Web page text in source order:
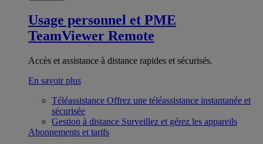
Usage personnel et PME
TeamViewer Remote
Accès et assistance à distance rapides et sécurisés.
En savoir plus
Téléassistance Offrez une téléassistance instantanée et
sécurisée
Gestion à distance Surveillez et gérez les appareils
Abonnements et tarifs